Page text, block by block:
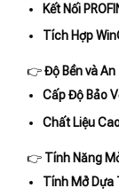
Kết Nối
Tích Hợp
👉Độ Bền và
Cấp Độ Bảo
Chất Liệu
👉 Tính Năng
Tính Mở Dựa